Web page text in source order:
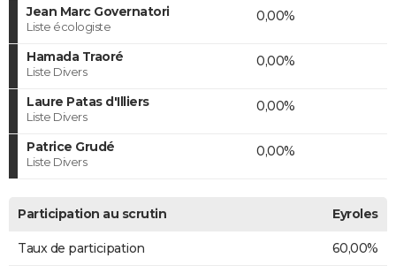
Jean Marc Governatori
Liste écologiste
0,00%
Hamada Traoré
Liste Divers
0,00%
Laure Patas d'Illiers
Liste Divers
0,00%
Patrice Grudé
Liste Divers
0,00%
Participation au scrutin Eyroles
Taux de participation 60,00%